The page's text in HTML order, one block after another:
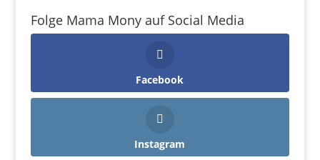
Folge Mama Mony auf Social Media
Facebook
Instagram